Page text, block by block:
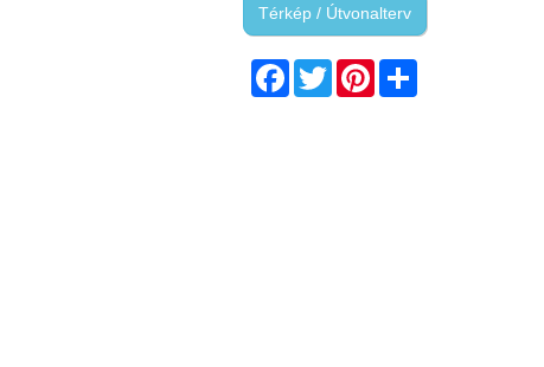
Térkép / Útvonalterv
Facebook
TwitterPinterest